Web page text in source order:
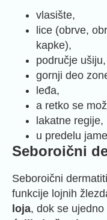
vlasište,
lice (obrve,
kapke),
područje ušiju,
gornji deo
leđa,
a retko se
lakatne regije,
u predelu
Seboroični
Seboroični
funkcije lojnih
loja, dok se ujedno